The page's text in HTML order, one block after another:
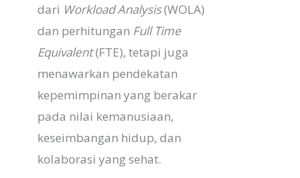
dari Workload Analysis(WOLA)
dan perhitungan Full Time
Equivalent(FTE), tetapi juga
menawarkan pendekatan
kepemimpinan yang berakar
pada nilai kemanusiaan,
keseimbangan hidup, dan
kolaborasi yang sehat.